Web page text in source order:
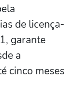
de licença-
garante
a
cinco meses